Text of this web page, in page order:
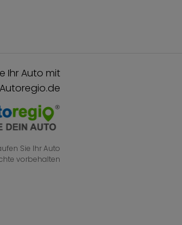
Ihr Auto mit
Sie Ihr Auto
vorbehalten